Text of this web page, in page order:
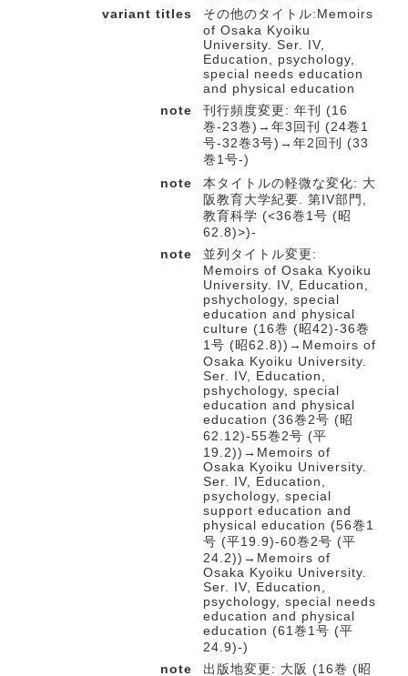
variant titles
その他のタイトル:Memoirs
of Osaka Kyoiku
University. Ser. IV,
Education, psychology,
special needs education
and physical education
note
刊行頻度変更: 年刊 (16
巻-23巻)→年3回刊 (24巻1
号-32巻3号)→年2回刊 (33
巻1号-)
note
本タイトルの軽微な変化: 大
阪教育大学紀要. 第IV部門,
教育科学 (<36巻1号 (昭
62.8)>)-
note
並列タイトル変更:
Memoirs of Osaka Kyoiku
University. IV, Education,
pshychology, special
education and physical
culture (16巻 (昭42)-36巻
1号 (昭62.8))→Memoirs of
Osaka Kyoiku University.
Ser. IV, Education,
pshychology, special
education and physical
education (36巻2号 (昭
62.12)-55巻2号 (平
19.2))→Memoirs of
Osaka Kyoiku University.
Ser. IV, Education,
psychology, special
support education and
physical education (56巻1
号 (平19.9)-60巻2号 (平
24.2))→Memoirs of
Osaka Kyoiku University.
Ser. IV, Education,
psychology, special needs
education and physical
education (61巻1号 (平
24.9)-)
note
出版地変更: 大阪 (16巻 (昭